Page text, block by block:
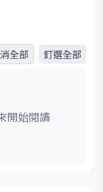
全部
釘選全部
開始閱讀